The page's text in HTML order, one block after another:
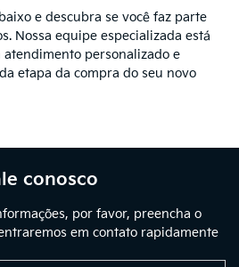
e descubra se você faz parte
Nossa equipe especializada está
personalizado e
etapa da compra do seu novo
conosco
por favor, preencha o
em contato rapidamente